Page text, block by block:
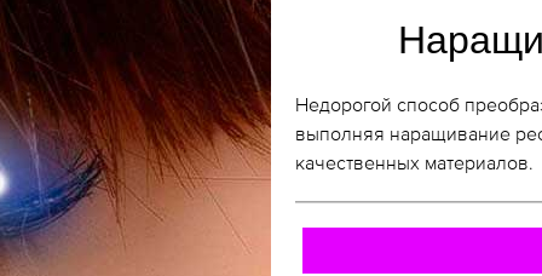
Недорогой способ
выполняя наращивание
качественных материалов.